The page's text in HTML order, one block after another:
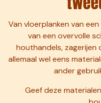
Van vloerplanken van
van een overvolle
houthandels,
allemaal wel eens
ander
Geef deze